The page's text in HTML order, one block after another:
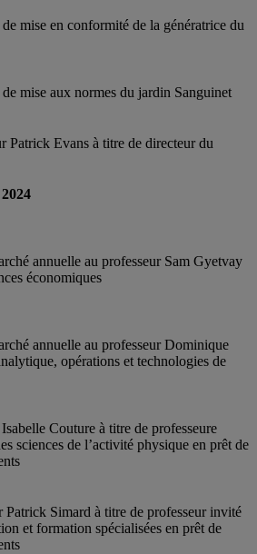
mise en conformité de la génératrice du
mise aux normes du jardin Sanguinet
Patrick Evans à titre de directeur du
annuelle au professeur Sam Gyetvay
économiques
annuelle au professeur Dominique
opérations et technologies de
Couture à titre de professeure
sciences de l’activité physique en prêt de
Patrick Simard à titre de professeur invité
et formation spécialisées en prêt de